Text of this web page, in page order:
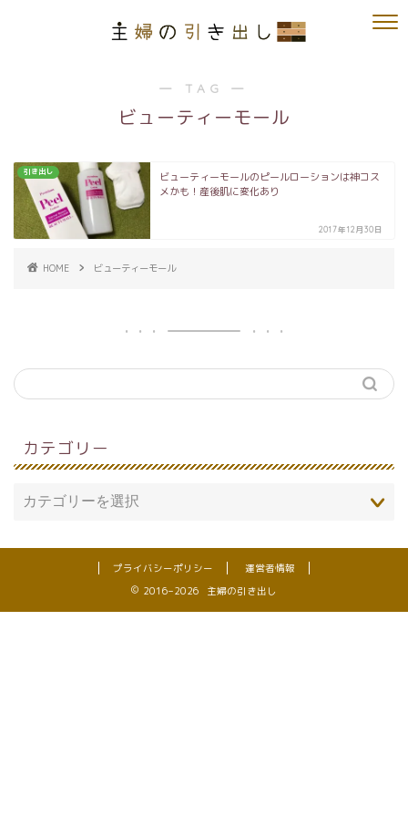
― TAG ―
ビューティーモール
引き出し
ビューティーモールのピールローションは神コス
メかも！産後肌に変化あり
2017年12月30日
HOME ビューティーモール
カテゴリー
プライバシーポリシー
運営者情報
2016–2026 主婦の引き出し